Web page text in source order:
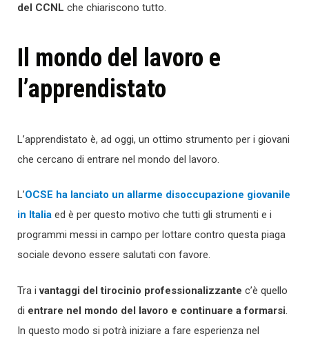
del CCNL che chiariscono tutto.
Il mondo del lavoro e
l’apprendistato
L’apprendistato è, ad oggi, un ottimo strumento per i giovani
che cercano di entrare nel mondo del lavoro.
L’OCSE ha lanciato un allarme disoccupazione giovanile
in Italia ed è per questo motivo che tutti gli strumenti e i
programmi messi in campo per lottare contro questa piaga
sociale devono essere salutati con favore.
Tra ivantaggi del tirocinio professionalizzante c’è quello
di entrare nel mondo del lavoro e continuare a formarsi
In questo modo si potrà iniziare a fare esperienza nel